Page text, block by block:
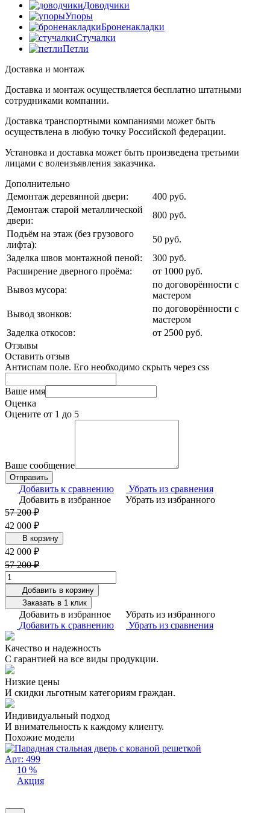
Доводчики
Упоры
Броненакладки
Стучалки
Петли
Доставка и монтаж
Доставка и монтаж осуществляется бесплатно штатными
сотрудниками компании.
Доставка транспортными компаниями может быть
осуществлена в любую точку Российской федерации.
Установка и доставка может быть произведена третьими
лицами с волеизъявления заказчика.
Дополнительно
Демонтаж деревянной двери:
400 руб.
Демонтаж старой металлической
двери:
800 руб.
Подъём на этаж (без грузового
лифта):
50 руб.
Заделка швов монтажной пеной:
300 руб.
Расширение дверного проёма:
от 1000 руб.
Вывоз мусора:
по договорённости с
мастером
Вывод звонков:
по договорённости с
мастером
Заделка откосов:
от 2500 руб.
Отзывы
Оставить отзыв
Антиспам поле. Его необходимо скрыть через css
Ваше имя
Оценка
Оцените от 1 до 5
Ваше сообщение
Добавить к сравнению
Убрать из сравнения
Добавить в избранное
Убрать из избранного
57 200 ₽
42 000 ₽
В корзину
42 000 ₽
57 200 ₽
Добавить в корзину
Заказать в 1 клик
Добавить в избранное
Убрать из избранного
Добавить к сравнению
Убрать из сравнения
Качество и надежность
С гарантией на все виды продукции.
Низкие цены
И скидки льготным категориям граждан.
Индивидуальный подход
И внимательность к каждому клиенту.
Похожие модели
Арт: 499
10 %
Акция